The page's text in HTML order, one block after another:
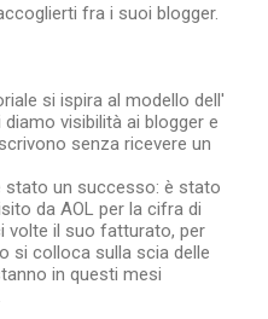
fra i suoi blogger.
si ispira al modello dell'
visibilità ai blogger e
senza ricevere un
stato un successo: è stato
da AOL per la cifra di
volte il suo fatturato, per
si colloca sulla scia delle
in questi mesi